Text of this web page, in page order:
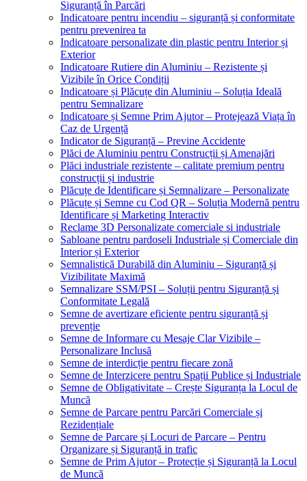
Siguranță în Parcări
Indicatoare pentru incendiu – siguranță și conformitate
pentru prevenirea ta
Indicatoare personalizate din plastic pentru Interior și
Exterior
Indicatoare Rutiere din Aluminiu – Rezistente și
Vizibile în Orice Condiții
Indicatoare și Plăcuțe din Aluminiu – Soluția Ideală
pentru Semnalizare
Indicatoare și Semne Prim Ajutor – Protejează Viața în
Caz de Urgență
Indicator de Siguranță – Previne Accidente
Plăci de Aluminiu pentru Construcții și Amenajări
Plăci industriale rezistente – calitate premium pentru
construcții și industrie
Plăcuțe de Identificare și Semnalizare – Personalizate
Plăcuțe și Semne cu Cod QR – Soluția Modernă pentru
Identificare și Marketing Interactiv
Reclame 3D Personalizate comerciale si industriale
Sabloane pentru pardoseli Industriale și Comerciale din
Interior și Exterior
Semnalistică Durabilă din Aluminiu – Siguranță și
Vizibilitate Maximă
Semnalizare SSM/PSI – Soluții pentru Siguranță și
Conformitate Legală
Semne de avertizare eficiente pentru siguranță și
prevenție
Semne de Informare cu Mesaje Clar Vizibile –
Personalizare Inclusă
Semne de interdicție pentru fiecare zonă
Semne de Interzicere pentru Spații Publice și Industriale
Semne de Obligativitate – Crește Siguranța la Locul de
Muncă
Semne de Parcare pentru Parcări Comerciale și
Rezidențiale
Semne de Parcare și Locuri de Parcare – Pentru
Organizare și Siguranță in trafic
Semne de Prim Ajutor – Protecție și Siguranță la Locul
de Muncă